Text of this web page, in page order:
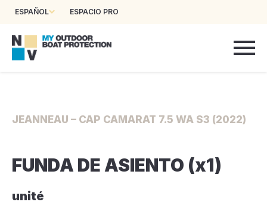
ESPAÑOL ESPACIO PRO
JEANNEAU – CAP CAMARAT 7.5 WA S3 (2022)
FUNDA DE ASIENTO (x1)
unité